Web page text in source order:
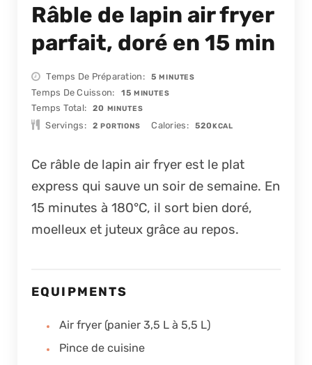
Râble de lapin air fryer
parfait, doré en 15 min
Temps De Préparation 5MINUTES
MINUTES
Temps De Cuisson 15MINUTES
MINUTES
Temps Total 20 MINUTES
MINUTES
Servings 2 PORTIONS Calories 520KCAL
Ce râble de lapin air fryer est le plat
express qui sauve un soir de semaine. En
15 minutes à 180°C, il sort bien doré,
moelleux et juteux grâce au repos.
EQUIPMENTS
Air fryer (panier 3,5 L à 5,5 L)
Pince de cuisine